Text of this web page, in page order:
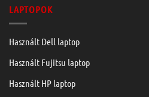
LAPTOPOK
Használt Dell laptop
Használt Fujitsu laptop
Használt HP laptop